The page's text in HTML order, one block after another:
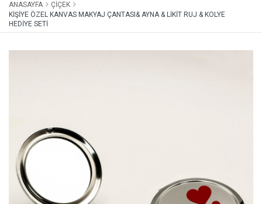
ANASAYFA
ÇIÇEK
KIŞIYE ÖZEL KANVAS MAKYAJ ÇANTASI& AYNA & LIKIT RUJ & KOLYE
HEDIYE SETI